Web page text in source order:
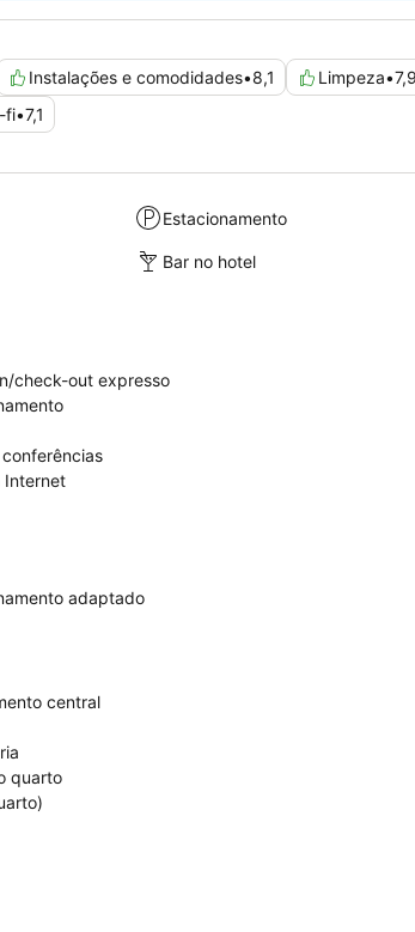
Instalações e comodidades•8,1 Limpeza•7,9
fi•7,1
Estacionamento
Bar no hotel
check-out expresso
Internet
adaptado
central
quarto